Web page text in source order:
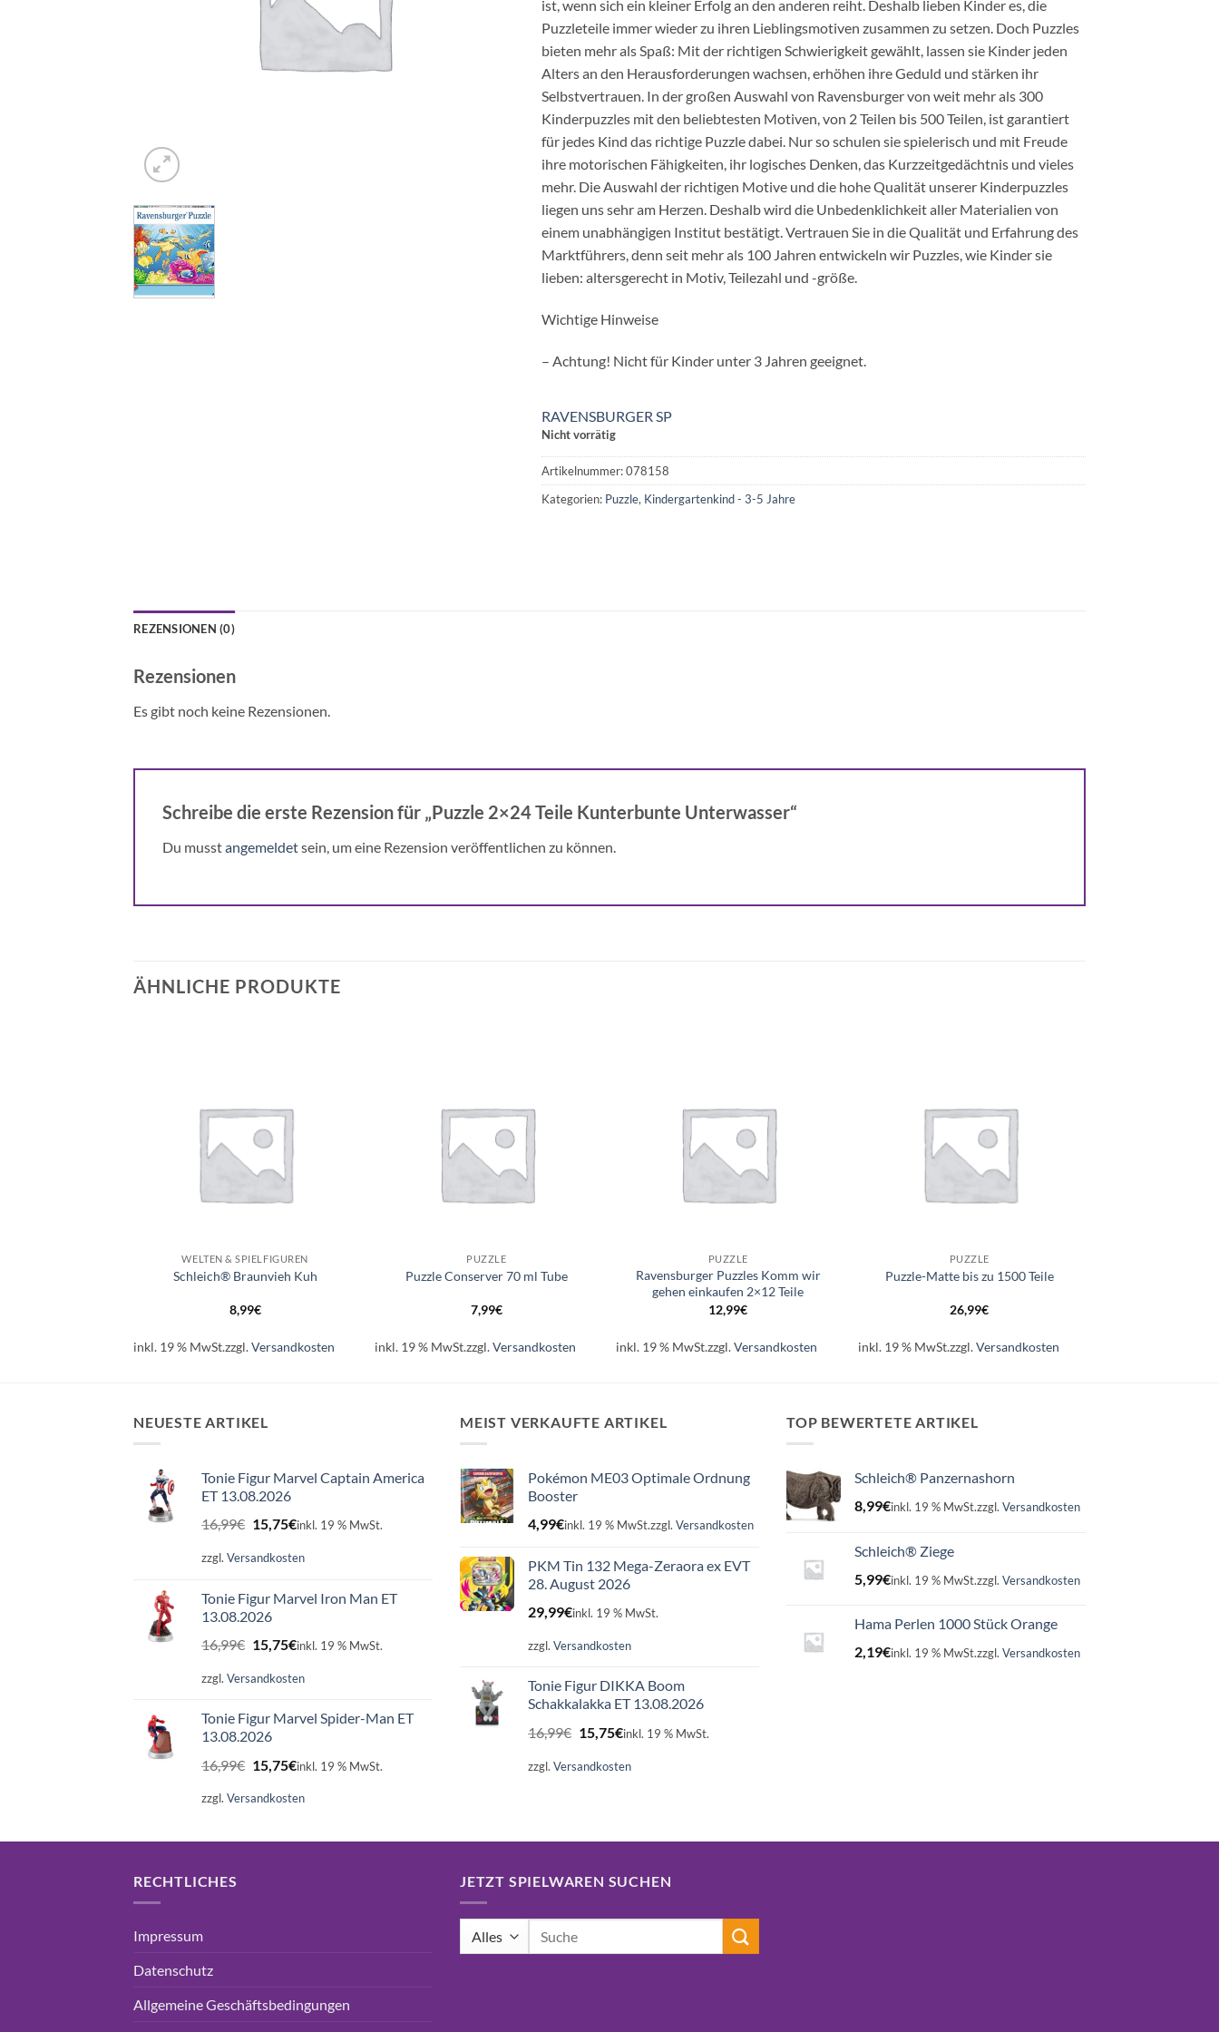
ist, wenn sich ein kleiner Erfolg an den anderen reiht. Deshalb lieben Kinder es, die
Puzzleteile immer wieder zu ihren Lieblingsmotiven zusammen zu setzen. Doch Puzzles
bieten mehr als Spaß: Mit der richtigen Schwierigkeit gewählt, lassen sie Kinder jeden
Alters an den Herausforderungen wachsen, erhöhen ihre Geduld und stärken ihr
Selbstvertrauen. In der großen Auswahl von Ravensburger von weit mehr als 300
Kinderpuzzles mit den beliebtesten Motiven, von 2 Teilen bis 500 Teilen, ist garantiert
für jedes Kind das richtige Puzzle dabei. Nur so schulen sie spielerisch und mit Freude
ihre motorischen Fähigkeiten, ihr logisches Denken, das Kurzzeitgedächtnis und vieles
mehr. Die Auswahl der richtigen Motive und die hohe Qualität unserer Kinderpuzzles
liegen uns sehr am Herzen. Deshalb wird die Unbedenklichkeit aller Materialien von
einem unabhängigen Institut bestätigt. Vertrauen Sie in die Qualität und Erfahrung des
Marktführers, denn seit mehr als 100 Jahren entwickeln wir Puzzles, wie Kinder sie
lieben: altersgerecht in Motiv, Teilezahl und -größe.
Wichtige Hinweise
– Achtung! Nicht für Kinder unter 3 Jahren geeignet.
RAVENSBURGER SP
Nicht vorrätig
Artikelnummer:078158
Kategorien: Puzzle, Kindergartenkind - 3-5 Jahre
REZENSIONEN (0)
Rezensionen
Es gibt noch keine Rezensionen.
Schreibe die erste Rezension für „Puzzle 2×24 Teile Kunterbunte Unterwasser“
Du musstangemeldetsein, um eine Rezension veröffentlichen zu können.
ÄHNLICHE PRODUKTE
WELTEN & SPIELFIGUREN
Schleich® Braunvieh Kuh
8,99€
inkl. 19 % MwSt.zzgl.Versandkosten
PUZZLE
Puzzle Conserver 70 ml Tube
7,99€
inkl. 19 % MwSt.zzgl.Versandkosten
PUZZLE
Ravensburger Puzzles Komm wir
gehen einkaufen 2×12 Teile
12,99€
inkl. 19 % MwSt.zzgl.Versandkosten
PUZZLE
Puzzle-Matte bis zu 1500 Teile
26,99€
inkl. 19 % MwSt.zzgl.Versandkosten
NEUESTE ARTIKEL
Tonie Figur Marvel Captain America
ET 13.08.2026
16,99€ Ursprünglicher
Preis
war:
15,75€Aktueller
ist:
inkl. 19 % MwSt.
zzgl. Versandkosten
Tonie Figur Marvel Iron Man ET
13.08.2026
16,99€ Ursprünglicher
Preis
war:
15,75€Aktueller
ist:
inkl. 19 % MwSt.
zzgl. Versandkosten
Tonie Figur Marvel Spider-Man ET
13.08.2026
16,99€ Ursprünglicher
Preis
war:
15,75€Aktueller
ist:
inkl. 19 % MwSt.
zzgl. Versandkosten
MEIST VERKAUFTE ARTIKEL
Pokémon ME03 Optimale Ordnung
Booster
4,99€inkl. 19 % MwSt.zzgl. Versandkosten
PKM Tin 132 Mega-Zeraora ex EVT
28. August 2026
29,99€inkl. 19 % MwSt.
zzgl. Versandkosten
Tonie Figur DIKKA Boom
Schakkalakka ET 13.08.2026
16,99€ Ursprünglicher
Preis
war:
15,75€Aktueller
ist:
inkl. 19 % MwSt.
zzgl. Versandkosten
TOP BEWERTETE ARTIKEL
Schleich® Panzernashorn
8,99€inkl. 19 % MwSt.zzgl. Versandkosten
Schleich® Ziege
5,99€inkl. 19 % MwSt.zzgl. Versandkosten
Hama Perlen 1000 Stück Orange
2,19€inkl. 19 % MwSt.zzgl. Versandkosten
RECHTLICHES
Impressum
Datenschutz
Allgemeine Geschäftsbedingungen
JETZT SPIELWAREN SUCHEN